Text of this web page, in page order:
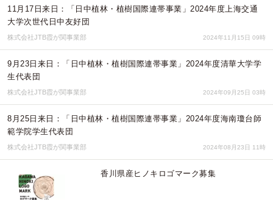
11月17日来日：「日中植林・植樹国際連帯事業」2024年度上海交通
大学次世代日中友好団
株式会社JTB霞が関事業部 2024年11月15日 09時
9月23日来日：「日中植林・植樹国際連帯事業」2024年度清華大学学
生代表団
株式会社JTB霞が関事業部 2024年09月25日 03時
8月25日来日：「日中植林・植樹国際連帯事業」2024年度海南瓊台師
範学院学生代表団
株式会社JTB霞が関事業部 2024年08月23日 11時
香川県産ヒノキロゴマーク募集